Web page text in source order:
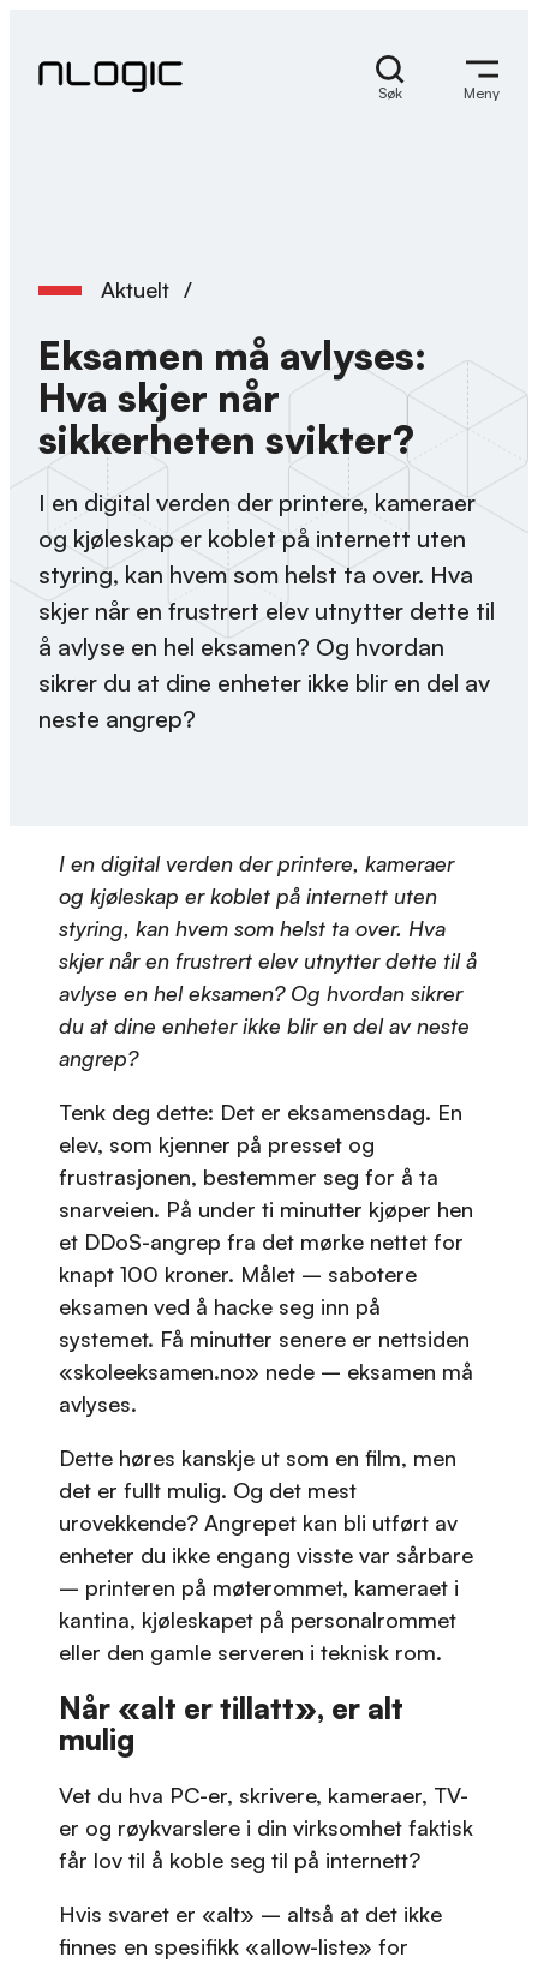
innhold
Søk Meny
Aktuelt /
Eksamen må avlyses:
Hva skjer når
sikkerheten svikter?
I en digital verden der printere, kameraer
og kjøleskap er koblet på internett uten
styring, kan hvem som helst ta over. Hva
skjer når en frustrert elev utnytter dette til
å avlyse en hel eksamen? Og hvordan
sikrer du at dine enheter ikke blir en del av
neste angrep?
I en digital verden der printere, kameraer
og kjøleskap er koblet på internett uten
styring, kan hvem som helst ta over. Hva
skjer når en frustrert elev utnytter dette til å
avlyse en hel eksamen? Og hvordan sikrer
du at dine enheter ikke blir en del av neste
angrep?
Tenk deg dette: Det er eksamensdag. En
elev, som kjenner på presset og
frustrasjonen, bestemmer seg for å ta
snarveien. På under ti minutter kjøper hen
et DDoS-angrep fra det mørke nettet for
knapt 100 kroner. Målet – sabotere
eksamen ved å hacke seg inn på
systemet. Få minutter senere er nettsiden
«skoleeksamen.no» nede – eksamen må
avlyses.
Dette høres kanskje ut som en film, men
det er fullt mulig. Og det mest
urovekkende? Angrepet kan bli utført av
enheter du ikke engang visste var sårbare
– printeren på møterommet, kameraet i
kantina, kjøleskapet på personalrommet
eller den gamle serveren i teknisk rom.
Når «alt er tillatt», er alt
mulig
Vet du hva PC-er, skrivere, kameraer, TV-
er og røykvarslere i din virksomhet faktisk
får lov til å koble seg til på internett?
Hvis svaret er «alt» – altså at det ikke
finnes en spesifikk «allow-liste» for